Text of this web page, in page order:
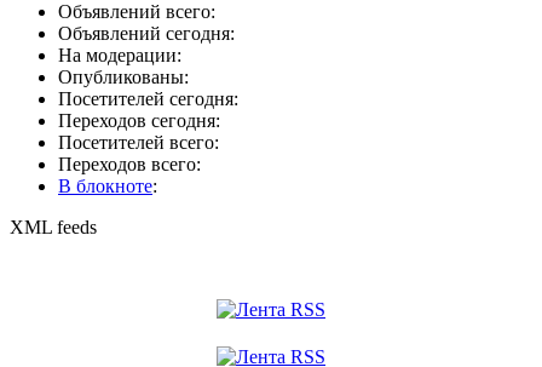
Объявлений всего:
Объявлений сегодня:
На модерации:
Опубликованы:
Посетителей сегодня:
Переходов сегодня:
Посетителей всего:
Переходов всего:
В блокноте:
XML feeds